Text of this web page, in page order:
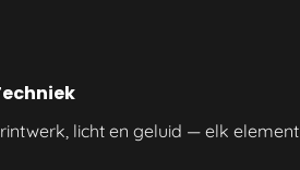
licht en geluid — elk element